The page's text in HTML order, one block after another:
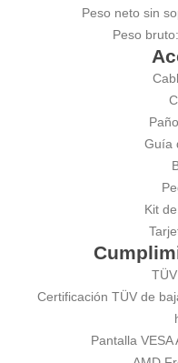
Peso neto sin
Peso bruto:
Guía
Kit
Certificación TÜV de
Pantalla